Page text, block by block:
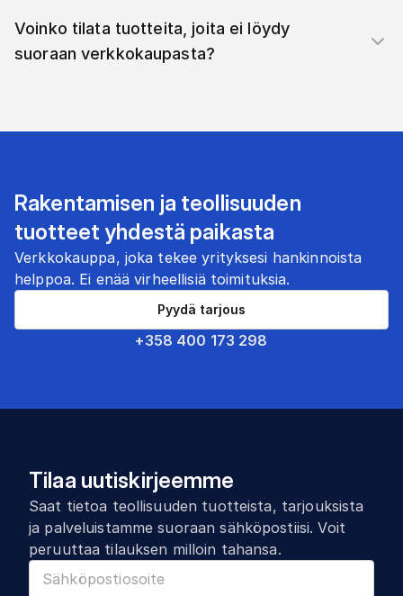
Voinko tilata tuotteita, joita ei löydy
suoraan verkkokaupasta?
Rakentamisen ja teollisuuden
tuotteet yhdestä paikasta
Verkkokauppa, joka tekee yrityksesi hankinnoista
helppoa. Ei enää virheellisiä toimituksia.
+358 400 173 298
Pyydä tarjous
Tilaa uutiskirjeemme
Saat tietoa teollisuuden tuotteista, tarjouksista
ja palveluistamme suoraan sähköpostiisi. Voit
peruuttaa tilauksen milloin tahansa.